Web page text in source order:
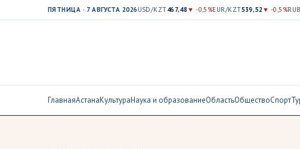
ПЯТНИЦА · 7 АВГУСТА 2026 USD/KZT467,48 ▼ -0,5%EUR/KZT539,52▼ -0,5%
ГлавнаяАстанаКультураНаука и образованиеОбластьОбществоСпорт